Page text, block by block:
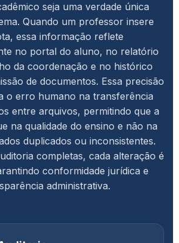
seja uma verdade única
Quando um professor insere
essa informação reflete
no portal do aluno, no relatório
da coordenação e no histórico
de documentos. Essa precisão
o erro humano na transferência
entre arquivos, permitindo que a
na qualidade do ensino e não na
duplicados ou inconsistentes.
completas, cada alteração é
conformidade jurídica e
administrativa.